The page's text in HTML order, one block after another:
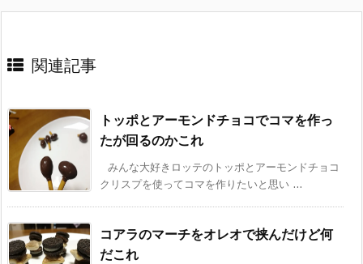
関連記事
トッポとアーモンドチョコでコマを作っ
たが回るのかこれ
みんな大好きロッテのトッポとアーモンドチョコ
クリスプを使ってコマを作りたいと思い ...
コアラのマーチをオレオで挟んだけど何
だこれ